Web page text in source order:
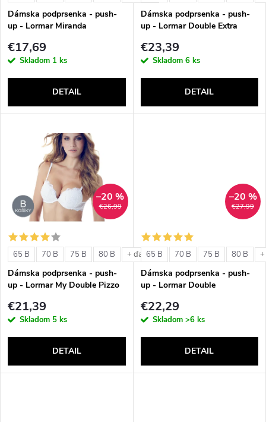
p
r
d
t
o
v
p
r
o
d
t
o
v
Dámska podprsenka - push-
up - Lormar Miranda
€17,69
Skladom 1 ks
DETAIL
Dámska podprsenka - push-
up - Lormar Double Extra
€23,39
Skladom 6 ks
DETAIL
€26,99
–20 %
65 B 70 B 75 B 80 B + ďalšie
Dámska podprsenka - push-
up - Lormar My Double Pizzo
€21,39
Skladom 5 ks
DETAIL
€27,99
–20 %
65 B 70 B 75 B 80 B
Dámska podprsenka - push-
up - Lormar Double
€22,29
Skladom >6 ks
DETAIL